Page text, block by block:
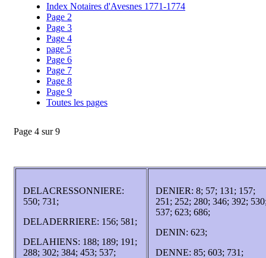
Index Notaires d'Avesnes 1771-1774
Page 2
Page 3
Page 4
page 5
Page 6
Page 7
Page 8
Page 9
Toutes les pages
Page 4 sur 9
DELACRESSONNIERE:
550; 731;
DELADERRIERE: 156; 581;
DELAHIENS: 188; 189; 191;
288; 302; 384; 453; 537;
DENIER: 8; 57; 131; 157;
251; 252; 280; 346; 392;
537; 623; 686;
DENIN: 623;
DENNE: 85; 603; 731;